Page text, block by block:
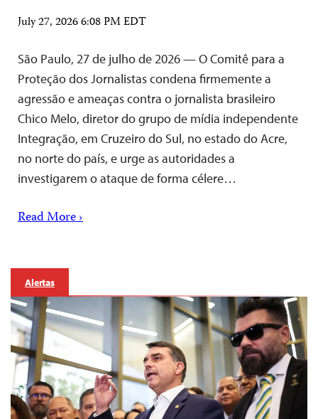
July 27, 2026 6:08 PM EDT
São Paulo, 27 de julho de 2026 — O Comitê para a
Proteção dos Jornalistas condena firmemente a
agressão e ameaças contra o jornalista brasileiro
Chico Melo, diretor do grupo de mídia independente
Integração, em Cruzeiro do Sul, no estado do Acre,
no norte do país, e urge as autoridades a
investigarem o ataque de forma célere…
Read More ›
Alertas